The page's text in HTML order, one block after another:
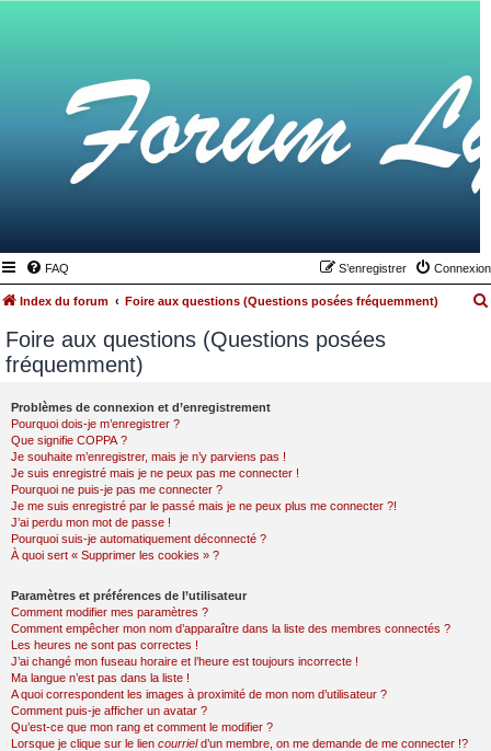
FAQ Connexion
S’enregistrer
Index du forum Foire aux questions (Questions posées fréquemment)
Foire aux questions (Questions posées
fréquemment)
Problèmes de connexion et d’enregistrement
Pourquoi dois-je m’enregistrer ?
Que signifie COPPA ?
Je souhaite m’enregistrer, mais je n’y parviens pas !
Je suis enregistré mais je ne peux pas me connecter !
Pourquoi ne puis-je pas me connecter ?
Je me suis enregistré par le passé mais je ne peux plus me connecter ?!
J’ai perdu mon mot de passe !
Pourquoi suis-je automatiquement déconnecté ?
À quoi sert « Supprimer les cookies » ?
Paramètres et préférences de l’utilisateur
Comment modifier mes paramètres ?
Comment empêcher mon nom d’apparaître dans la liste des membres connectés ?
Les heures ne sont pas correctes !
J’ai changé mon fuseau horaire et l’heure est toujours incorrecte !
Ma langue n’est pas dans la liste !
A quoi correspondent les images à proximité de mon nom d’utilisateur ?
Comment puis-je afficher un avatar ?
Qu’est-ce que mon rang et comment le modifier ?
Lorsque je clique sur le lien courrield’un membre, on me demande de me connecter !?